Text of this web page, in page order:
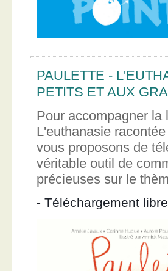
PAULETTE -
PETITS ET AUX
Pour accompagner la
L'euthanasie
vous proposons de
véritable outil de
précieuses sur le
- Téléchargement